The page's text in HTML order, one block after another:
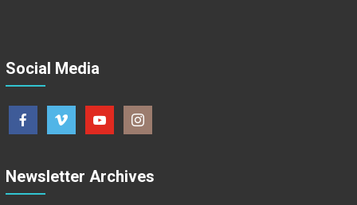
Social Media
Newsletter Archives